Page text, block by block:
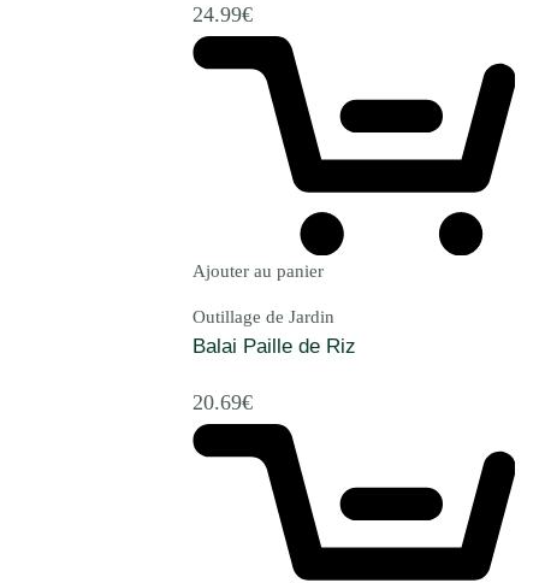
24.99€
Ajouter au panier
Outillage de Jardin
Balai Paille de Riz
20.69€